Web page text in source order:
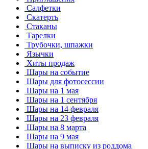
Салфетки
Скатерть
Стаканы
Тарелки
Трубочки, шпажки
Язычки
Хиты продаж
Шары на событие
Шары для фотосессии
Шары на 1 мая
Шары на 1 сентября
Шары на 14 февраля
Шары на 23 февраля
Шары на 8 марта
Шары на 9 мая
Шары на выписку из роддома